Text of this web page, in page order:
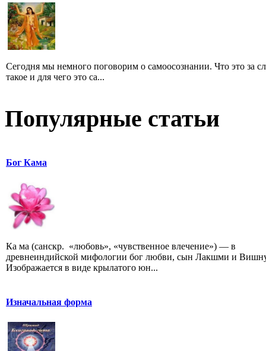
Сегодня мы немного поговорим о самоосознании. Что это за
такое и для чего это са...
Популярные статьи
Бог Кама
Ка ма (санскр. «любовь», «чувственное влечение») — в
древнеиндийской мифологии бог любви, сын Лакшми и
Изображается в виде крылатого юн...
Изначальная форма